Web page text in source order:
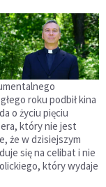
roku podbił kina
o życiu pięciu
który nie jest
że w dzisiejszym
się na celibat i nie
który wydaje